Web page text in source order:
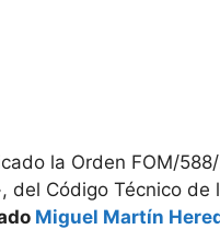
la Orden FOM/
, del Código Técnico de
Miguel Martín